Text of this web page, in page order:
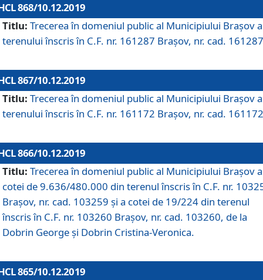
868/10.12.2019
Titlu: Trecerea în domeniul public al Municipiului Braşov a
terenului înscris în C.F. nr. 161287 Brașov, nr. cad.
867/10.12.2019
Titlu: Trecerea în domeniul public al Municipiului Braşov a
terenului înscris în C.F. nr. 161172 Brașov, nr. cad.
866/10.12.2019
Titlu: Trecerea în domeniul public al Municipiului Braşov a
cotei de 9.636/480.000 din terenul înscris în C.F. nr.
Brașov, nr. cad. 103259 și a cotei de 19/224 din terenul
înscris în C.F. nr. 103260 Brașov, nr. cad. 103260, de la
Dobrin George și Dobrin Cristina-Veronica.
865/10.12.2019